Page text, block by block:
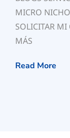
MICRO
SOLICITAR
MÁS
Read More